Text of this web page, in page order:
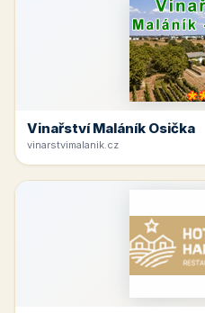
Vinařství Maláník Osička
vinarstvimalanik.cz